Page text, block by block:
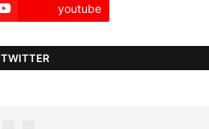
youtube
TWITTER